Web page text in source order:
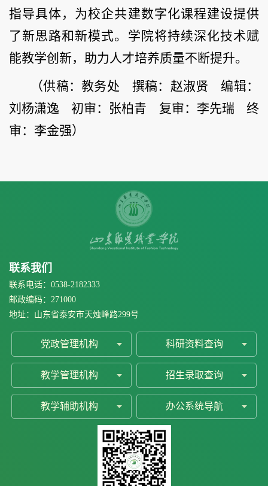
指导具体，为校企共建数字化课程建设提供
了新思路和新模式。学院将持续深化技术赋
能教学创新，助力人才培养质量不断提升。
（供稿：教务处 撰稿：赵淑贤 编辑：
刘杨潇逸 初审：张柏青 复审：李先瑞 终
审：李金强）
联系我们
联系电话：0538-2182333
邮政编码：271000
地址：山东省泰安市天烛峰路299号
党政管理机构 科研资料查询
教学管理机构 招生录取查询
教学辅助机构 办公系统导航